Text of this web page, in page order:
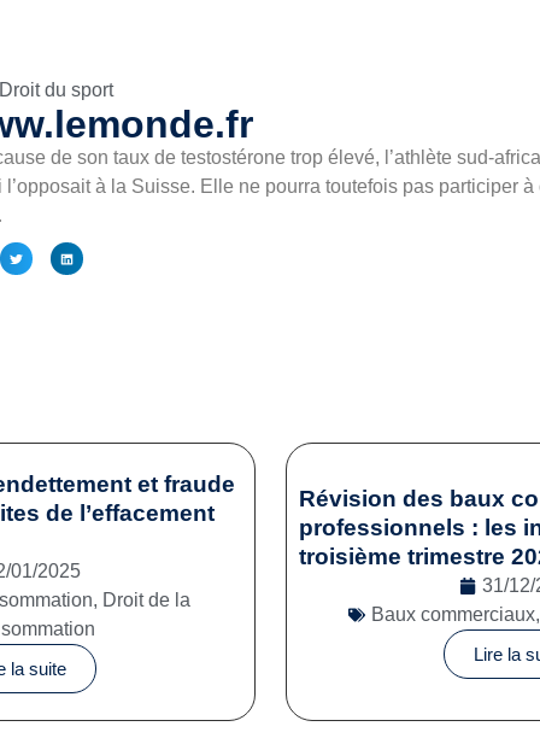
Droit du sport
de son taux de testostérone trop élevé, l’athlète sud-
à la Suisse. Elle ne pourra toutefois pas participer
et fraude
de l’effacement
01/2025
, Droit de la
la suite
Révision des baux
professionnels : les
troisième trimestre
31/12/
Baux commerciaux
Lire la